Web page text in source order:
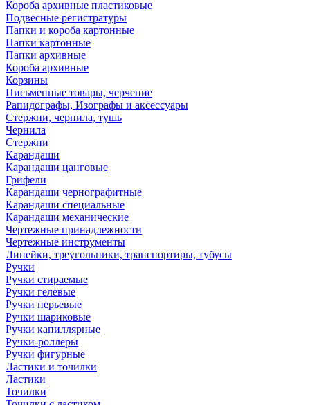
Короба архивные пластиковые
Подвесные регистратуры
Папки и короба картонные
Папки картонные
Папки архивные
Короба архивные
Корзины
Письменные товары, черчение
Рапидографы, Изографы и аксессуары
Стержни, чернила, тушь
Чернила
Стержни
Карандаши
Карандаши цанговые
Грифели
Карандаши чернографитные
Карандаши специальные
Карандаши механические
Чертежные принадлежности
Чертежные инструменты
Линейки, треугольники, транспортиры, тубусы
Ручки
Ручки стираемые
Ручки гелевые
Ручки перьевые
Ручки шариковые
Ручки капиллярные
Ручки-роллеры
Ручки фигурные
Ластики и точилки
Ластики
Точилки